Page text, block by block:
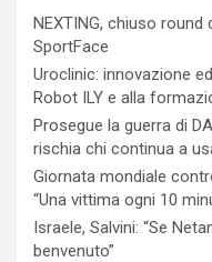
NEXTING, chiuso
SportFace
Uroclinic: innovazione
Robot ILY e alla
Prosegue la guerra di
rischia chi continua a
Giornata mondiale
“Una vittima ogni 10
Israele, Salvini: “Se
benvenuto”